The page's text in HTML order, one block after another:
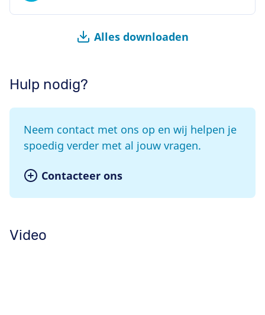
Alles downloaden
Hulp nodig?
Neem contact met ons op en wij helpen je
spoedig verder met al jouw vragen.
Contacteer ons
Video